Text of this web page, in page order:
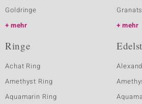
Goldringe
mehr
mehr
Ringe
Achat Ring
Amethyst Ring
Aquamarin Ring